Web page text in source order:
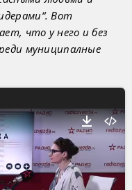
Вот
что у него и без
муниципалные